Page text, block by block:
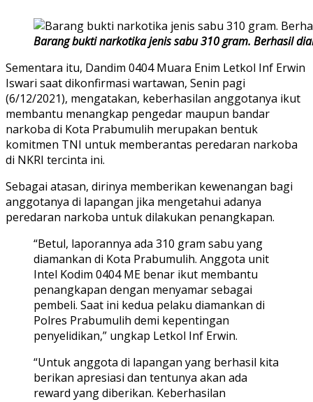
Barang bukti narkotika jenis sabu 310 gram. Berhasil
Sementara itu, Dandim 0404 Muara Enim Letkol Inf Erwin
Iswari saat dikonfirmasi wartawan, Senin pagi
(6/12/2021), mengatakan, keberhasilan anggotanya ikut
membantu menangkap pengedar maupun bandar
narkoba di Kota Prabumulih merupakan bentuk
komitmen TNI untuk memberantas peredaran narkoba
di NKRI tercinta ini.
Sebagai atasan, dirinya memberikan kewenangan bagi
anggotanya di lapangan jika mengetahui adanya
peredaran narkoba untuk dilakukan penangkapan.
“Betul, laporannya ada 310 gram sabu yang
diamankan di Kota Prabumulih. Anggota unit
Intel Kodim 0404 ME benar ikut membantu
penangkapan dengan menyamar sebagai
pembeli. Saat ini kedua pelaku diamankan di
Polres Prabumulih demi kepentingan
penyelidikan,” ungkap Letkol Inf Erwin.
“Untuk anggota di lapangan yang berhasil kita
berikan apresiasi dan tentunya akan ada
reward yang diberikan. Keberhasilan